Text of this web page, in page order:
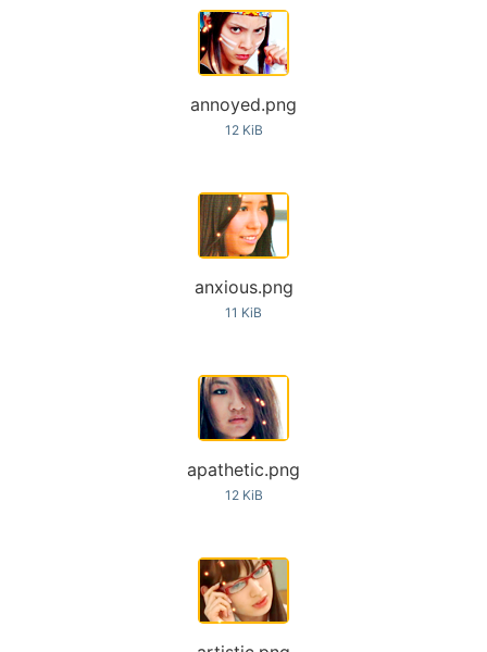
annoyed.png
12 KiB
anxious.png
11 KiB
apathetic.png
12 KiB